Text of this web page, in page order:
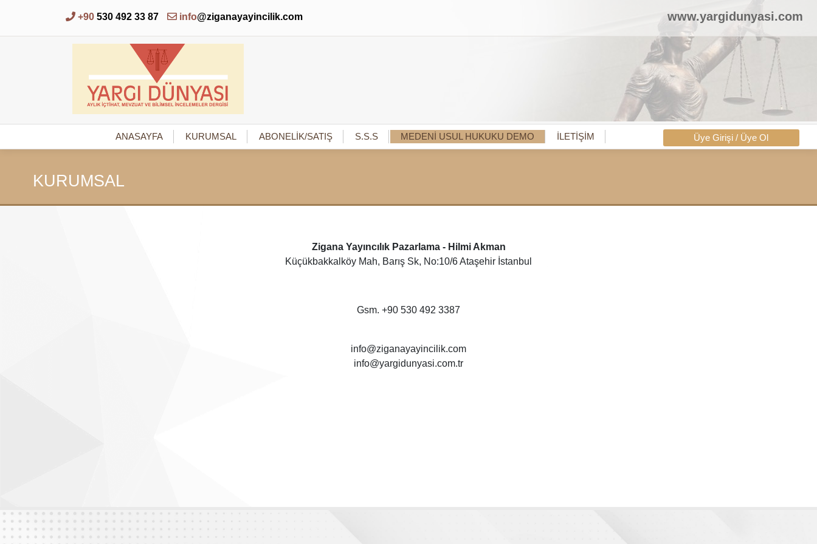
+90 530 492 33 87 info@ziganayayincilik.com www.yargidunyasi.com
ANASAYFA KURUMSAL ABONELİK/SATIŞ S.S.S MEDENİ USUL HUKUKU DEMO İLETİŞİM Üye Girişi / Üye Ol
KURUMSAL
Zigana Yayıncılık Pazarlama - Hilmi Akman
Küçükbakkalköy Mah, Barış Sk, No:10/6 Ataşehir İstanbul
Gsm. +90 530 492 3387
info@ziganayayincilik.com
info@yargidunyasi.com.tr